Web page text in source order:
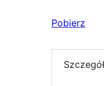
Pobierz